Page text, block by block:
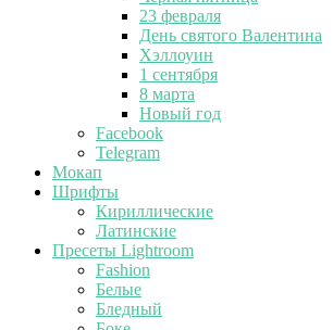
23 февраля
День святого Валентина
Хэллоуин
1 сентября
8 марта
Новый год
Facebook
Telegram
Мокап
Шрифты
Кириллические
Латинские
Пресеты Lightroom
Fashion
Белые
Бледный